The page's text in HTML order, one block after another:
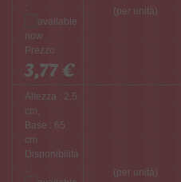
:
Prezzo :
3,77 €
(per unità)
Altezza : 2,5
cm,
Base : 65
cm
Disponibilità
:
(per unità)